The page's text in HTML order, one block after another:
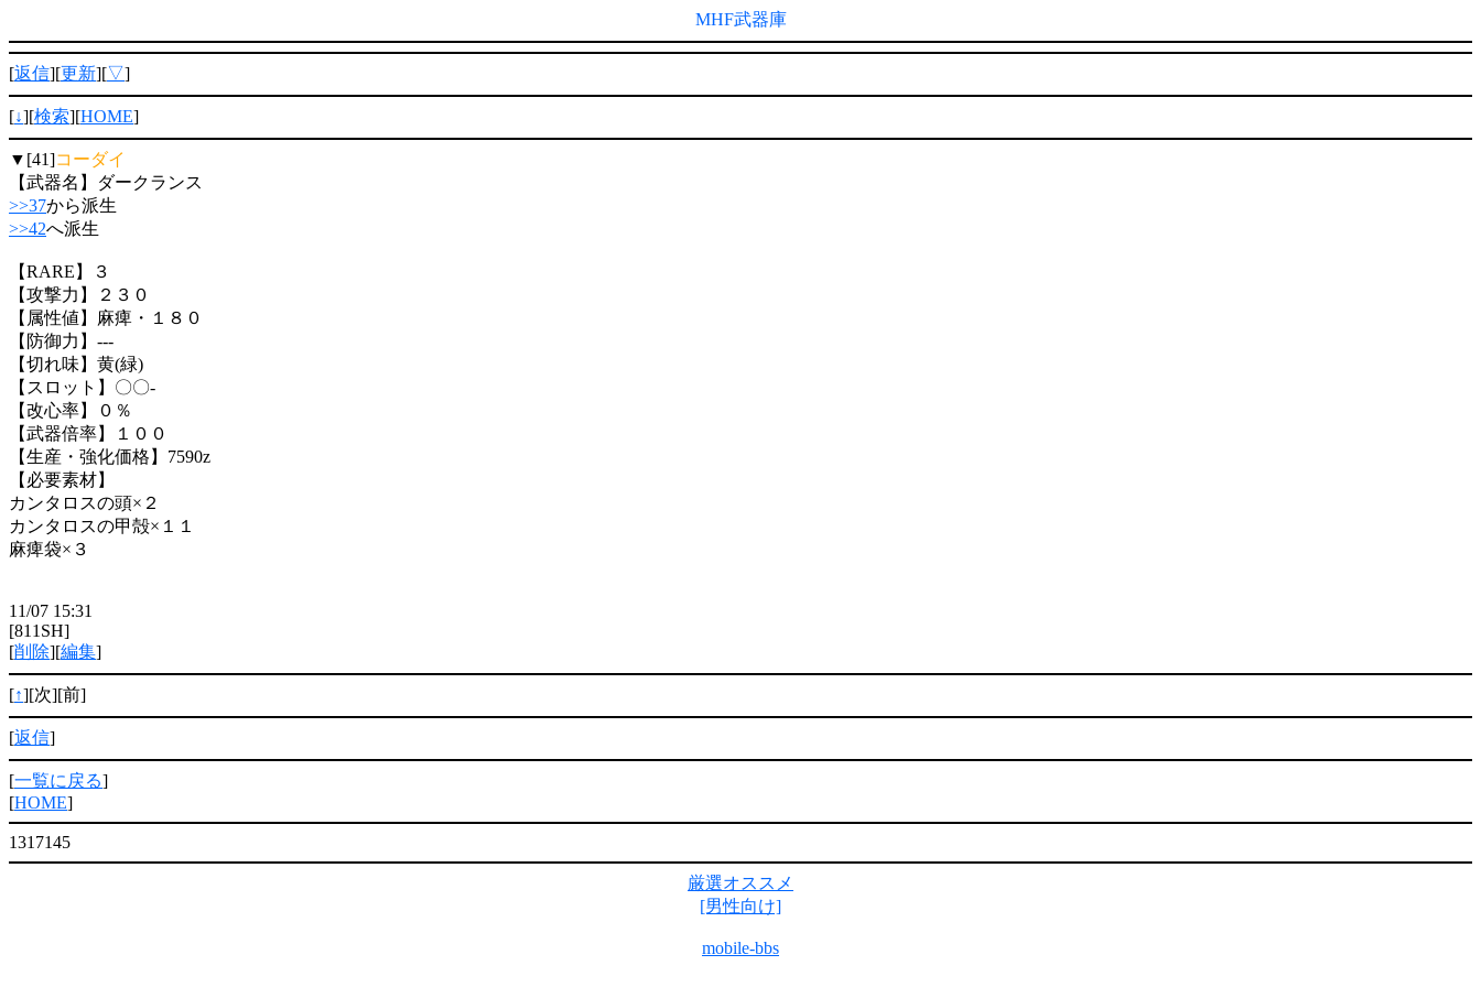
MHF武器庫
[返信][更新][▽]
[↓][検索][HOME]
▼[41]コーダイ
【武器名】ダークランス
>>37から派生
>>42へ派生
【RARE】３
【攻撃力】２３０
【属性値】麻痺・１８０
【防御力】---
【切れ味】黄(緑)
【スロット】〇〇-
【改心率】０％
【武器倍率】１００
【生産・強化価格】7590z
【必要素材】
カンタロスの頭×２
カンタロスの甲殻×１１
麻痺袋×３
11/07 15:31
[811SH]
[削除][編集]
[↑][次][前]
[返信]
[一覧に戻る]
[HOME]
1317145
厳選オススメ
[男性向け]
mobile-bbs